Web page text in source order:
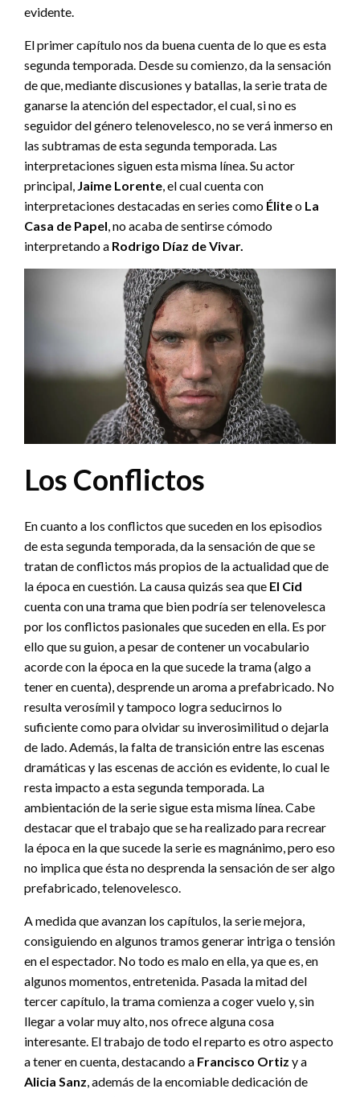
evidente.
El primer capítulo nos da buena cuenta de lo que es esta
segunda temporada. Desde su comienzo, da la sensación
de que, mediante discusiones y batallas, la serie trata de
ganarse la atención del espectador, el cual, si no es
seguidor del género telenovelesco, no se verá inmerso en
las subtramas de esta segunda temporada. Las
interpretaciones siguen esta misma línea. Su actor
principal, Jaime Lorente , el cual cuenta con
interpretaciones destacadas en series como Éliteo La
Casa de Papel , no acaba de sentirse cómodo
interpretando a Rodrigo Díaz de Vivar.
Los Conflictos
En cuanto a los conflictos que suceden en los episodios
de esta segunda temporada, da la sensación de que se
tratan de conflictos más propios de la actualidad que de
la época en cuestión. La causa quizás sea que El Cid
cuenta con una trama que bien podría ser telenovelesca
por los conflictos pasionales que suceden en ella. Es por
ello que su guion, a pesar de contener un vocabulario
acorde con la época en la que sucede la trama (algo a
tener en cuenta), desprende un aroma a prefabricado. No
resulta verosímil y tampoco logra seducirnos lo
suficiente como para olvidar su inverosimilitud o dejarla
de lado. Además, la falta de transición entre las escenas
dramáticas y las escenas de acción es evidente, lo cual le
resta impacto a esta segunda temporada. La
ambientación de la serie sigue esta misma línea. Cabe
destacar que el trabajo que se ha realizado para recrear
la época en la que sucede la serie es magnánimo, pero eso
no implica que ésta no desprenda la sensación de ser algo
prefabricado, telenovelesco.
A medida que avanzan los capítulos, la serie mejora,
consiguiendo en algunos tramos generar intriga o tensión
en el espectador. No todo es malo en ella, ya que es, en
algunos momentos, entretenida. Pasada la mitad del
tercer capítulo, la trama comienza a coger vuelo y, sin
llegar a volar muy alto, nos ofrece alguna cosa
interesante. El trabajo de todo el reparto es otro aspecto
a tener en cuenta, destacando a Francisco Ortiz y a
Alicia Sanz, además de la encomiable dedicación de